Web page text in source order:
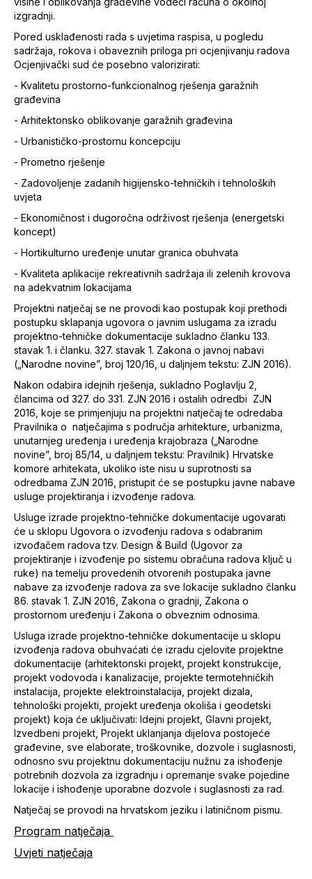
izgradnji.
Pored usklađenosti rada s uvjetima raspisa, u pogledu
sadržaja, rokova i obaveznih priloga pri ocjenjivanju radova
Ocjenjivački sud će posebno valorizirati:
- Kvalitetu prostorno-funkcionalnog rješenja garažnih
građevina
- Arhitektonsko oblikovanje garažnih građevina
- Urbanističko-prostornu koncepciju
- Prometno rješenje
- Zadovoljenje zadanih higijensko-tehničkih i tehnoloških
uvjeta
- Ekonomičnost i dugoročna održivost rješenja (energetski
koncept)
- Hortikulturno uređenje unutar granica obuhvata
- Kvaliteta aplikacije rekreativnih sadržaja ili zelenih krovova
na adekvatnim lokacijama
Projektni natječaj se ne provodi kao postupak koji prethodi
postupku sklapanja ugovora o javnim uslugama za izradu
projektno-tehničke dokumentacije sukladno članku 133.
stavak 1. i članku. 327. stavak 1. Zakona o javnoj nabavi
(„Narodne novine”, broj 120/16, u daljnjem tekstu: ZJN 2016).
Nakon odabira idejnih rješenja, sukladno Poglavlju 2,
člancima od 327. do 331. ZJN 2016 i ostalih odredbi ZJN
2016, koje se primjenjuju na projektni natječaj te odredaba
Pravilnika o natječajima s područja arhitekture, urbanizma,
unutarnjeg uređenja i uređenja krajobraza („Narodne
novine”, broj 85/14, u daljnjem tekstu: Pravilnik) Hrvatske
komore arhitekata, ukoliko iste nisu u suprotnosti sa
odredbama ZJN 2016, pristupit će se postupku javne nabave
usluge projektiranja i izvođenje radova.
Usluge izrade projektno-tehničke dokumentacije ugovarati
će u sklopu Ugovora o izvođenju radova s odabranim
izvođačem radova tzv. Design & Build (Ugovor za
projektiranje i izvođenje po sistemu obračuna radova ključ u
ruke) na temelju provedenih otvorenih postupaka javne
nabave za izvođenje radova za sve lokacije sukladno članku
86. stavak 1. ZJN 2016, Zakona o gradnji, Zakona o
prostornom uređenju i Zakona o obveznim odnosima.
Usluga izrade projektno-tehničke dokumentacije u sklopu
izvođenja radova obuhvaćati će izradu cjelovite projektne
dokumentacije (arhitektonski projekt, projekt konstrukcije,
projekt vodovoda i kanalizacije, projekte termotehničkih
instalacija, projekte elektroinstalacija, projekt dizala,
tehnološki projekti, projekt uređenja okoliša i geodetski
projekt) koja će uključivati: Idejni projekt, Glavni projekt,
Izvedbeni projekt, Projekt uklanjanja dijelova postojeće
građevine, sve elaborate, troškovnike, dozvole i suglasnosti,
odnosno svu projektnu dokumentaciju nužnu za ishođenje
potrebnih dozvola za izgradnju i opremanje svake pojedine
lokacije i ishođenje uporabne dozvole i suglasnosti za rad.
Natječaj se provodi na hrvatskom jeziku i latiničnom pismu.
Program natječaja
Uvjeti natječaja